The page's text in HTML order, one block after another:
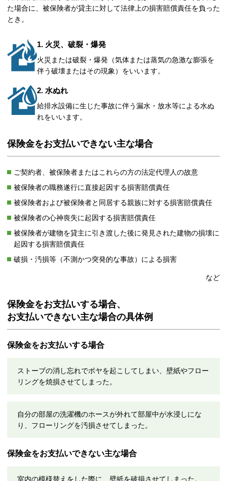
た場合に、被保険者が貸主に対して法律上の損害賠償責任を負った
とき。
1. 火災、破裂・爆発
火災または破裂・爆発（気体または蒸気の急激な膨張を
伴う破壊またはその現象）をいいます。
2. 水ぬれ
給排水設備に生じた事故に伴う漏水・放水等による水ぬ
れをいいます。
保険金をお支払いできない主な場合
ご契約者、被保険者またはこれらの方の法定代理人の故意
被保険者の職務遂行に直接起因する損害賠償責任
被保険者および被保険者と同居する親族に対する損害賠償責任
被保険者の心神喪失に起因する損害賠償責任
被保険者が建物を貸主に引き渡した後に発見された建物の損壊に
起因する損害賠償責任
破損・汚損等（不測かつ突発的な事故）による損害
など
保険金をお支払いする場合、
お支払いできない主な場合の具体例
保険金をお支払いする場合
ストーブの消し忘れでボヤを起こしてしまい、壁紙やフロー
リングを焼損させてしまった。
自分の部屋の洗濯機のホースが外れて部屋中が水浸しにな
り、フローリングを汚損させてしまった。
保険金をお支払いできない主な場合
室内の模様替えをした際に、壁紙を破損させてしまった。